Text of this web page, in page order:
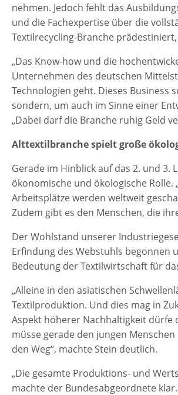
nehmen. Jedoch fehlt das
und die Fachexpertise über die
Textilrecycling-Branche
„Das Know-how und die
Unternehmen des deutschen
Technologien geht. Dieses Business
sondern, um auch im Sinne einer
„Dabei darf die Branche ruhig Geld
Alttextilbranche spielt große
Gerade im Hinblick auf das 2. und 3.
ökonomische und ökologische
Arbeitsplätze werden weltweit
Zudem gibt es den Menschen, die
Der Wohlstand unserer
Erfindung des Webstuhls begonnen
Bedeutung der Textilwirtschaft für
„Alleine in den asiatischen
Textilproduktion. Und dies mag in
Aspekt höherer Nachhaltigkeit
müsse gerade den jungen
den Weg“, machte Stein deutlich.
„Die gesamte Produktions- und
machte der Bundesabgeordnete